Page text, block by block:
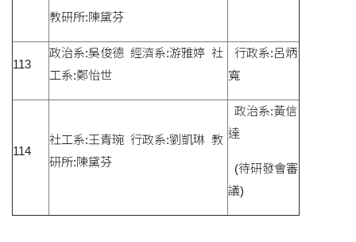
教研所:陳黛芬
113
政治系:吳俊德 經濟系:游雅婷 社
工系:鄭怡世
行政系:呂炳
寬
114
社工系:王青琬 行政系:劉凱琳 教
研所:陳黛芬
政治系:黃信
達
(待研發會審
議)